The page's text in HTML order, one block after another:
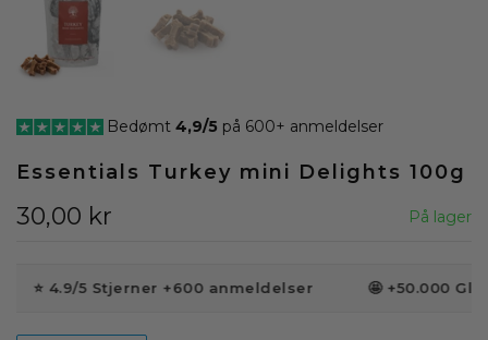
Bedømt 4,9/5 på 600+ anmeldelser
Essentials Turkey mini Delights 100g
30,00 kr På lager
⭐️ 4.9/5 Stjerner +600 anmeldelser 🤩 +50.000